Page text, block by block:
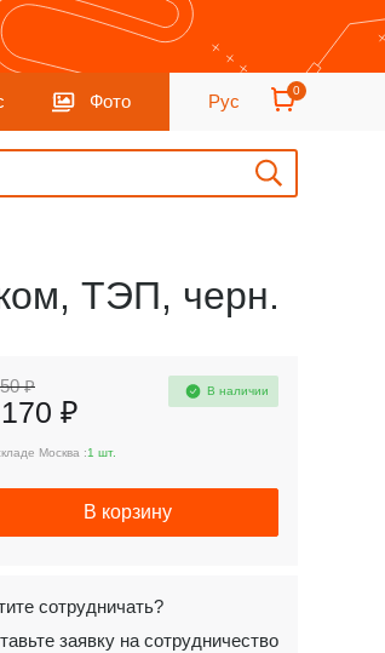
Фото Рус
0
ТЭП, черн.
₽
₽
В наличии
Москва :1 шт.
В корзину
сотрудничать?
заявку на сотрудничество